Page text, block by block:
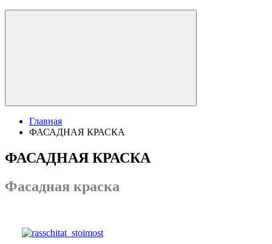
Главная
ФАСАДНАЯ КРАСКА
ФАСАДНАЯ КРАСКА
Фасадная краска